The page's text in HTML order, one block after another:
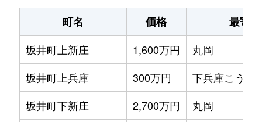
町名 価格
最寄駅
坂井町上新庄
1,600万円
丸岡
坂井町上兵庫
300万円
下兵庫こうふ
坂井町下新庄
2,700万円
丸岡